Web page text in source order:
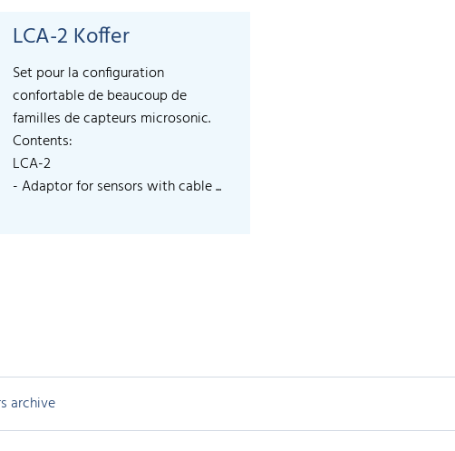
LCA-2 Koffer
Set pour la configuration
confortable de beaucoup de
familles de capteurs microsonic.
Contents:
LCA-2
- Adaptor for sensors with cable ...
archive